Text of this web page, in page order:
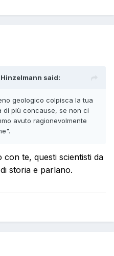
civili colpi di stato rivolte
la rivoluzione digitale
fase di transizione attuale-
( non ci spiega perchè
fase pre-rivoluzionaria
più prossimo )
said:
geologico colpisca la tua
di più concause, se non ci
avuto ragionevolmente
te, questi scientisti da
storia e parlano.